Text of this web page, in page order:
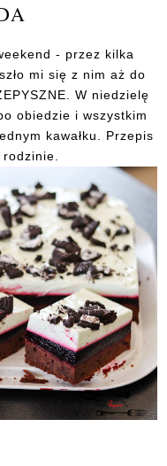
- przez kilka
mi się z nim aż do
W niedzielę
obiedzie i wszystkim
kawałku. Przepis